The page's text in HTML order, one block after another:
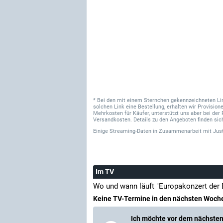
* Bei den mit einem Sternchen gekennzeichneten
solchen Link eine Bestellung, erhalten wir
Mehrkosten für Käufer, unterstützt uns aber bei
Versandkosten. Details zu den Angeboten finden
Einige Streaming-Daten in Zusammenarbeit mit
Im TV
Wo und wann läuft "Europakonzert
Keine TV-Termine in den nächsten
Ich möchte vor dem